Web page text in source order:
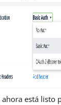
está listo